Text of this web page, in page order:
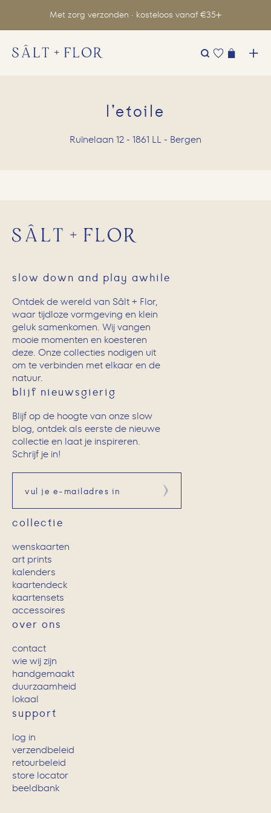
Met zorg verzonden · kosteloos vanaf €35
l’etoile
Ruïnelaan 12 - 1861 LL - Bergen
slow down and play awhile
Ontdek de wereld van Sâlt + Flor,
waar tijdloze vormgeving en klein
geluk samenkomen. Wij vangen
mooie momenten en koesteren
deze. Onze collecties nodigen uit
om te verbinden met elkaar en de
natuur.
blijf nieuwsgierig
Blijf op de hoogte van onze slow
blog, ontdek als eerste de nieuwe
collectie en laat je inspireren.
Schrijf je in!
Aanmelden
collectie
wenskaarten
art prints
kalenders
kaartendeck
kaartensets
accessoires
over ons
contact
wie wij zijn
handgemaakt
duurzaamheid
lokaal
support
log in
verzendbeleid
retourbeleid
store locator
beeldbank